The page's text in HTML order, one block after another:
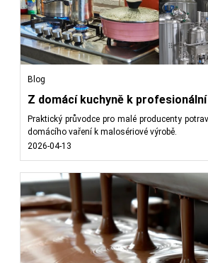
Blog
Z domácí kuchyně k
Praktický průvodce pro malé producenty
domácího vaření k malosériové výrobě.
2026-04-13